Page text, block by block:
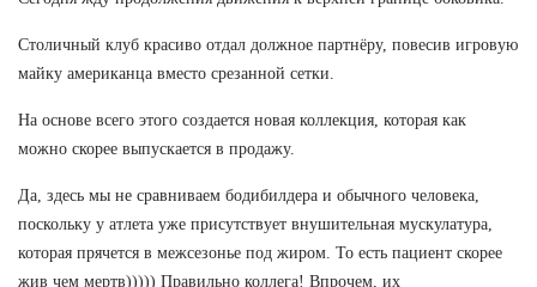
Столичный клуб красиво отдал должное партнёру, повесив игровую
майку американца вместо срезанной сетки.
На основе всего этого создается новая коллекция, которая как
можно скорее выпускается в продажу.
Да, здесь мы не сравниваем бодибилдера и обычного человека,
поскольку у атлета уже присутствует внушительная мускулатура,
которая прячется в межсезонье под жиром. То есть пациент скорее
жив чем мертв))))) Правильно коллега! Впрочем, их